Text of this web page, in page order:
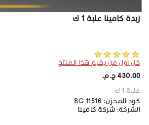
زبدة كامينا علبة 1 ك
كل أول من يقيم هذا المنتج
430.00 ج.م.‏
علبة 1 ك
كود المخزن: BG 11516
الشركة: شركة كامينا